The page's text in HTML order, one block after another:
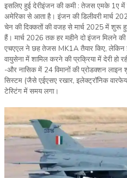
इसलिए हुई देरीइंजन की कमी : तेजस एमके 1ए
अमेरिका से आता है। इंजन की डिलीवरी मार्च
चेन की दिक्कतों की वजह से मार्च 2025 में शुरू
हैं। मार्च 2026 तक हर महीने दो इंजन मिलने की
एचएएल ने छह तेजस MK1A तैयार किए,
वायुसेना में शामिल करने की प्रक्रिया में देरी
-और नासिक में 24 विमानों की प्रोडक्शन
सिस्टम (जैसे एईएसए रखार, इलेक्ट्रॉनिक
टेस्टिंग में समय लगा।